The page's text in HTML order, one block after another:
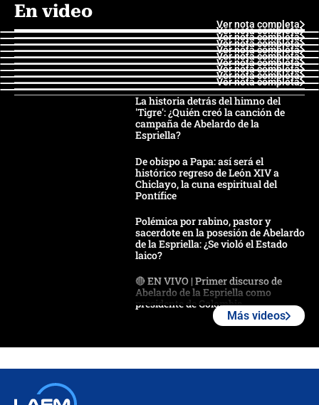
En video
Ver nota completa
Ver nota completa
Ver nota completa
Ver nota completa
Ver nota completa
Ver nota completa
Ver nota completa
Ver nota completa
Ver nota completa
Ver nota completa
La historia detrás del himno del
'Tigre': ¿Quién creó la canción de
campaña de Abelardo de la
Espriella?
De obispo a Papa: así será el
histórico regreso de León XIV a
Chiclayo, la cuna espiritual del
Pontífice
Polémica por rabino, pastor y
sacerdote en la posesión de Abelardo
de la Espriella: ¿Se violó el Estado
laico?
🔴 EN VIVO | Primer discurso de
Abelardo de la Espriella como
presidente de Colombia
Más videos